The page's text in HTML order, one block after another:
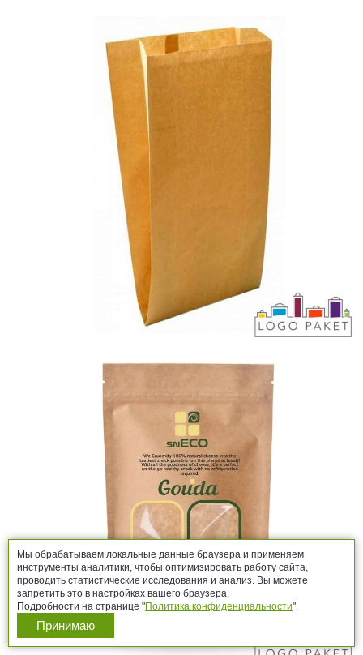
Мы обрабатываем локальные данные браузера и применяем
инструменты аналитики, чтобы оптимизировать работу сайта,
проводить статистические исследования и анализ. Вы можете
запретить это в настройках вашего браузера.
Подробности на странице "Политика конфиденциальности".
Принимаю